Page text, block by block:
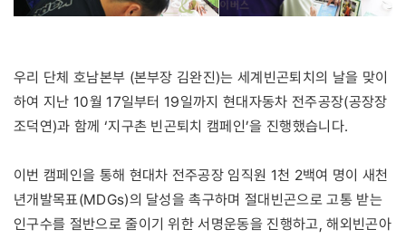
우리 단체 호남본부 (본부장 김완진)는 세계빈곤퇴치의 날을 맞이
하여 지난 10월 17일부터 19일까지 현대자동차 전주공장(공장장
조덕연)과 함께 ‘지구촌 빈곤퇴치 캠페인’을 진행했습니다.
이번 캠페인을 통해 현대차 전주공장 임직원 1천 2백여 명이 새천
년개발목표(MDGs)의 달성을 촉구하며 절대빈곤으로 고통 받는
인구수를 절반으로 줄이기 위한 서명운동을 진행하고, 해외빈곤아